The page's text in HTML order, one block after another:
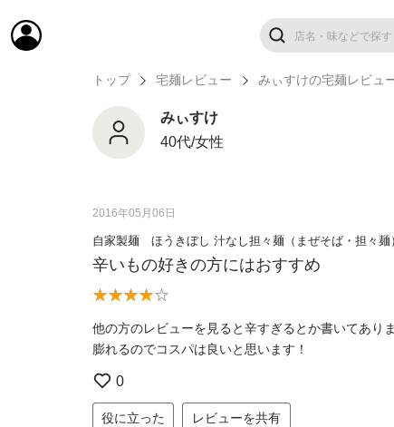
トップ 宅麺レビュー みぃすけの宅麺レビュ
みぃすけ
40代/女性
2016年05月06日
自家製麺 ほうきぼし 汁なし担々麺（まぜそば・担々麺
辛いもの好きの方にはおすすめ
他の方のレビューを見ると辛すぎるとか書いてあり
膨れるのでコスパは良いと思います！
0
役に立った レビューを共有